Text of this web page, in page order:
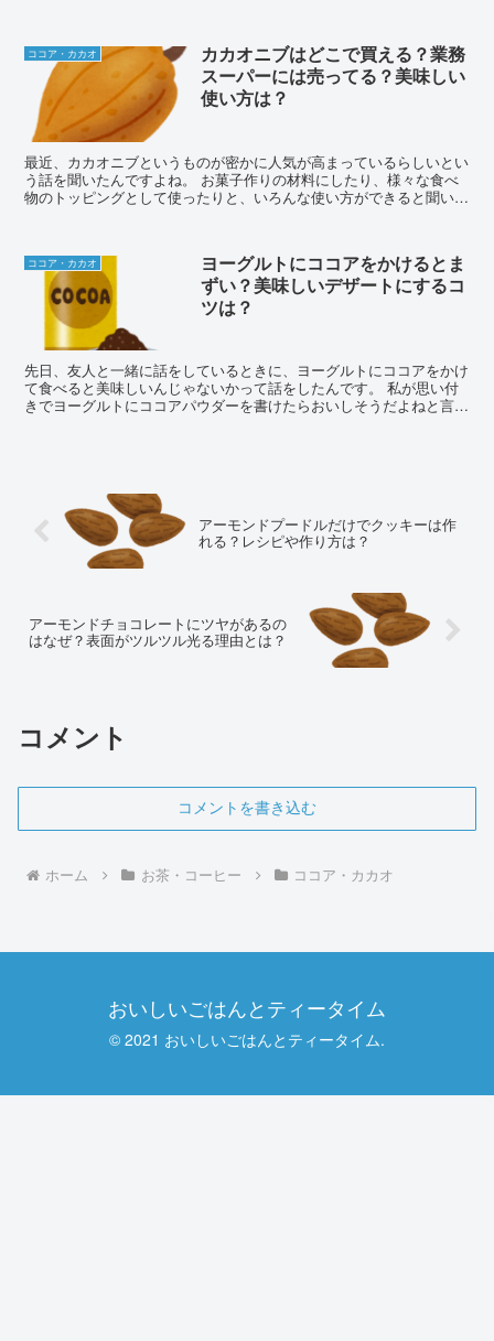
ココア・カカオ
カカオニブはどこで買える？業務
スーパーには売ってる？美味しい
使い方は？
最近、カカオニブというものが密かに人気が高まっているらしいとい
う話を聞いたんですよね。 お菓子作りの材料にしたり、様々な食べ
物のトッピングとして使ったりと、いろんな使い方ができると聞いた
ココア・カカオ
ヨーグルトにココアをかけるとま
ずい？美味しいデザートにするコ
ツは？
先日、友人と一緒に話をしているときに、ヨーグルトにココアをかけ
て食べると美味しいんじゃないかって話をしたんです。 私が思い付
きでヨーグルトにココアパウダーを書けたらおいしそうだよねと言っ
アーモンドプードルだけでクッキーは作
れる？レシピや作り方は？
アーモンドチョコレートにツヤがあるの
はなぜ？表面がツルツル光る理由とは？
コメント
コメントを書き込む
ホーム お茶・コーヒー ココア・カカオ
おいしいごはんとティータイム
© 2021 おいしいごはんとティータイム.